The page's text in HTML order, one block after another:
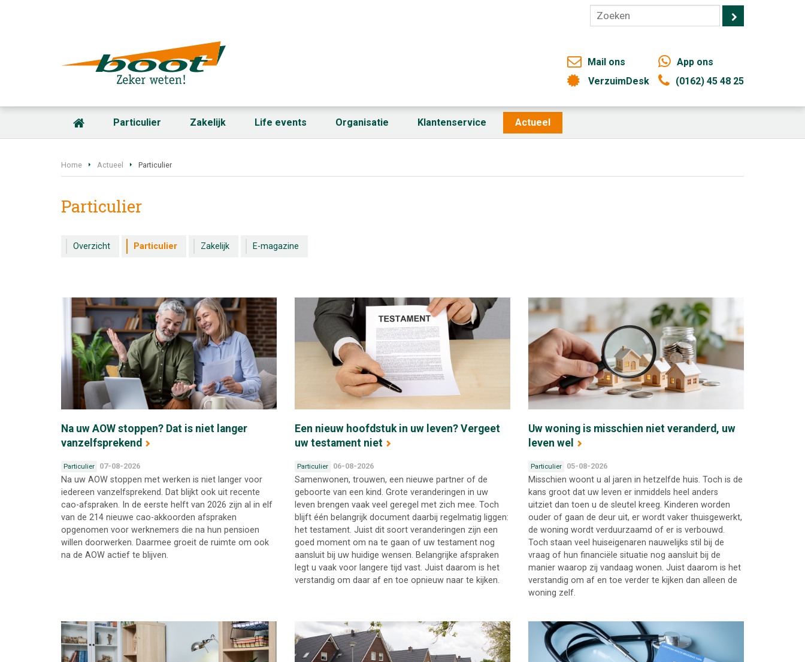
Mail ons
VerzuimDesk
App ons
(0162) 45 48 25
Particulier Zakelijk Life events Organisatie Klantenservice Actueel
Home Actueel Particulier
Particulier
Overzicht Particulier Zakelijk E-magazine
Na uw AOW stoppen? Dat is niet langer
vanzelfsprekend
Particulier 07-08-2026
Na uw AOW stoppen met werken is niet langer voor
iedereen vanzelfsprekend. Dat blijkt ook uit recente
cao-afspraken. In de eerste helft van 2026 zijn al in elf
van de 214 nieuwe cao-akkoorden afspraken
opgenomen voor werknemers die na hun pensioen
willen doorwerken. Daarmee groeit de ruimte om ook
na de AOW actief te blijven.
Een nieuw hoofdstuk in uw leven? Vergeet
uw testament niet
Particulier 06-08-2026
Samenwonen, trouwen, een nieuwe partner of de
geboorte van een kind. Grote veranderingen in uw
leven brengen vaak veel geregel met zich mee. Toch
blijft één belangrijk document daarbij regelmatig liggen:
het testament. Juist dit soort veranderingen zijn een
goed moment om na te gaan of uw testament nog
aansluit bij uw huidige wensen. Belangrijke afspraken
legt u vaak voor langere tijd vast. Juist daarom is het
verstandig om daar af en toe opnieuw naar te kijken.
Uw woning is misschien niet veranderd, uw
leven wel
Particulier 05-08-2026
Misschien woont u al jaren in hetzelfde huis. Toch is de
kans groot dat uw leven er inmiddels heel anders
uitziet dan toen u de sleutel kreeg. Kinderen worden
ouder of gaan de deur uit, er wordt vaker thuisgewerkt,
de woning wordt verduurzaamd of er is verbouwd.
Toch staan veel huiseigenaren nauwelijks stil bij de
vraag of hun financiële situatie nog aansluit bij de
manier waarop zij vandaag wonen. Juist daarom is het
verstandig om af en toe verder te kijken dan alleen de
woning zelf.